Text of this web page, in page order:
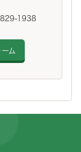
829-1938
ム